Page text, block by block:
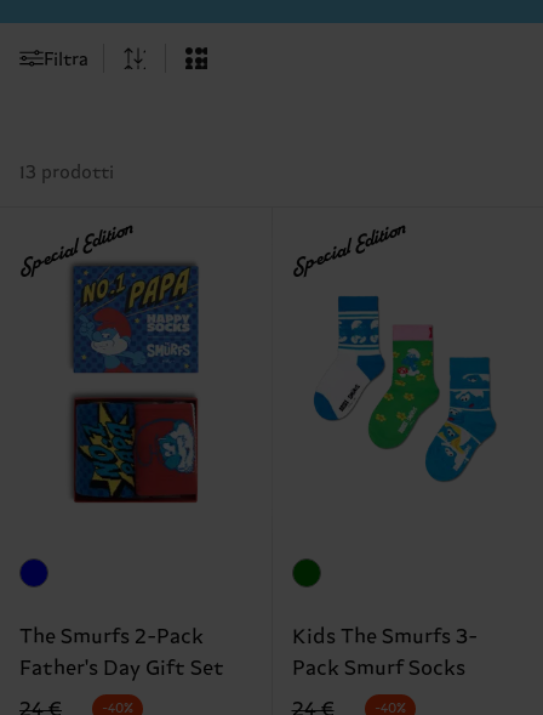
Filtra
13 prodotti
Special Edition
The Smurfs 2-Pack
Father's Day Gift Set
Prezzo di partenza
prezzo scontato
-40%
Special Edition
Kids The Smurfs 3-
Pack Smurf Socks
Prezzo di partenza
prezzo scontato
-40%